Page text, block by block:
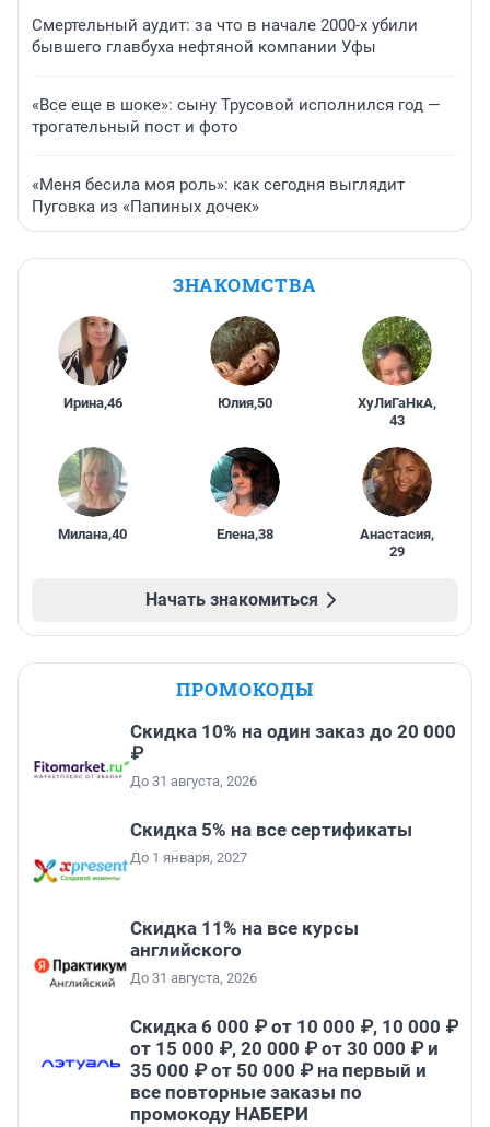
Смертельный аудит: за что в начале 2000-х убили
бывшего главбуха нефтяной компании Уфы
«Все еще в шоке»: сыну Трусовой исполнился год —
трогательный пост и фото
«Меня бесила моя роль»: как сегодня выглядит
Пуговка из «Папиных дочек»
ЗНАКОМСТВА
Ирина,46 Юлия,50 ХуЛиГаНкА,
43
Милана,40 Елена,38 Анастасия,
29
Начать знакомиться
ПРОМОКОДЫ
Скидка 10% на один заказ до 20 000
₽
До 31 августа, 2026
Скидка 5% на все сертификаты
До 1 января, 2027
Скидка 11% на все курсы
английского
До 31 августа, 2026
Скидка 6 000 ₽ от 10 000 ₽, 10 000 ₽
от 15 000 ₽, 20 000 ₽ от 30 000 ₽ и
35 000 ₽ от 50 000 ₽ на первый и
все повторные заказы по
промокоду НАБЕРИ